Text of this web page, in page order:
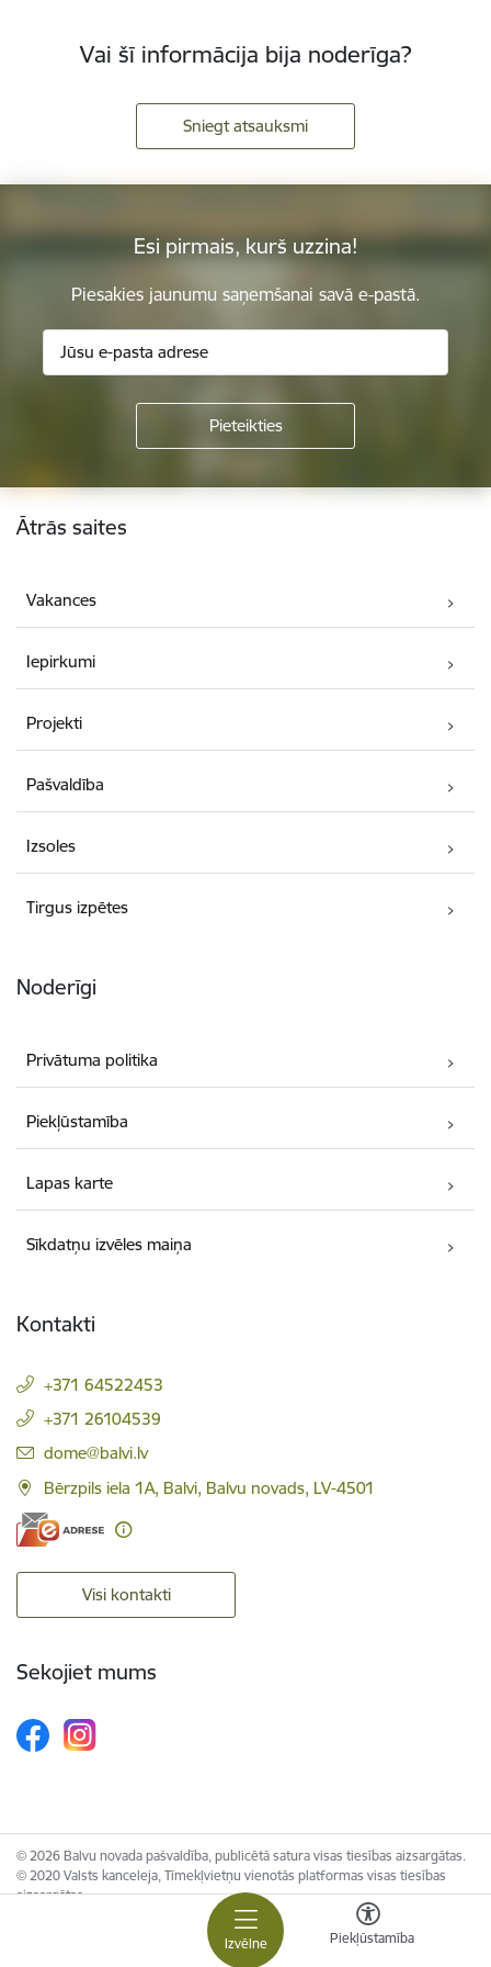
Izvēlne Piekļūstamība
Vai šī informācija bija noderīga?
Sniegt atsauksmi
Esi pirmais, kurš uzzina!
Piesakies jaunumu saņemšanai savā e-pastā.
Kājene
Ātrās saites
Vakances
Iepirkumi
Projekti
Pašvaldība
Izsoles
Tirgus izpētes
Noderīgi
Privātuma politika
Piekļūstamība
Lapas karte
Sīkdatņu izvēles maiņa
Kontakti
+371 64522453
+371 26104539
E-pasts:
dome@balvi.lv
Bērzpils iela 1A, Balvi, Balvu novads, LV-4501
Visi kontakti
Sekojiet mums
© 2026 Balvu novada pašvaldība, publicētā satura visas tiesības aizsargātas.
© 2020 Valsts kanceleja, Tīmekļvietņu vienotās platformas visas tiesības
aizsargātas.